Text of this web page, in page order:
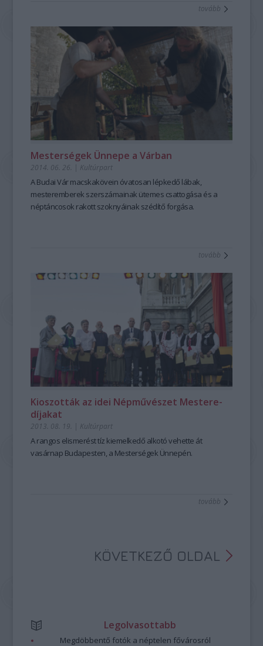
tovább
Mesterségek Ünnepe a Várban
2014. 06. 26. | Kultúrpart
ABudai Vármacskakövein óvatosan lépkedő lábak,
mesteremberek szerszámainak ütemes csattogása és a
néptáncosok rakott szoknyáinak szédítő forgása.
tovább
Kioszották az idei Népművészet Mestere-
díjakat
2013. 08. 19. | Kultúrpart
A rangos elismerésttíz kiemelkedő alkotóvehette át
vasárnap Budapesten, a Mesterségek Ünnepén.
tovább
KÖVETKEZŐ OLDAL
Legolvasottabb
Megdöbbentő fotók a néptelen fővárosról